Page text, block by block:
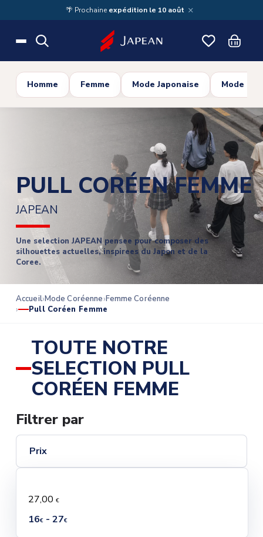
Skip to main content🌴 Prochaine expédition le 10 août ×
Homme Femme Mode Japonaise Mode
PULL CORÉEN FEMME
JAPEAN
Une selection JAPEAN pensee pour composer des
silhouettes actuelles, inspirees du Japon et de la
Coree.
Accueil Mode Coréenne Femme Coréenne
Pull Coréen Femme
TOUTE NOTRE
SELECTION PULL
CORÉEN FEMME
Filtrer par
Prix
27,00 €
16€- 27€